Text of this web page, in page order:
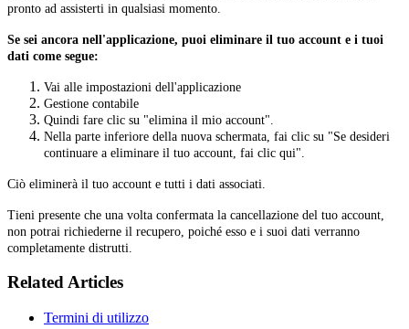
pronto ad assisterti in qualsiasi momento.
Se sei ancora nell'applicazione, puoi eliminare il tuo account e i tuoi
dati come segue:
Vai alle impostazioni dell'applicazione
Gestione contabile
Quindi fare clic su "elimina il mio account".
Nella parte inferiore della nuova schermata, fai clic su "Se desideri
continuare a eliminare il tuo account, fai clic qui".
Ciò eliminerà il tuo account e tutti i dati associati.
Tieni presente che una volta confermata la cancellazione del tuo account,
non potrai richiederne il recupero, poiché esso e i suoi dati verranno
completamente distrutti.
Related Articles
Termini di utilizzo